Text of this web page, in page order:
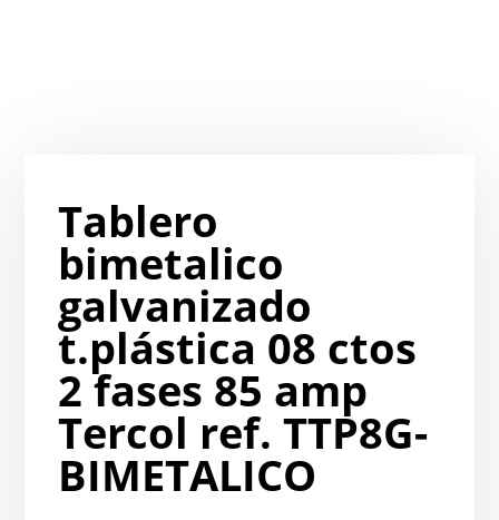
Tablero
bimetalico
galvanizado
t.plástica 08 ctos
2 fases 85 amp
Tercol ref. TTP8G-
BIMETALICO